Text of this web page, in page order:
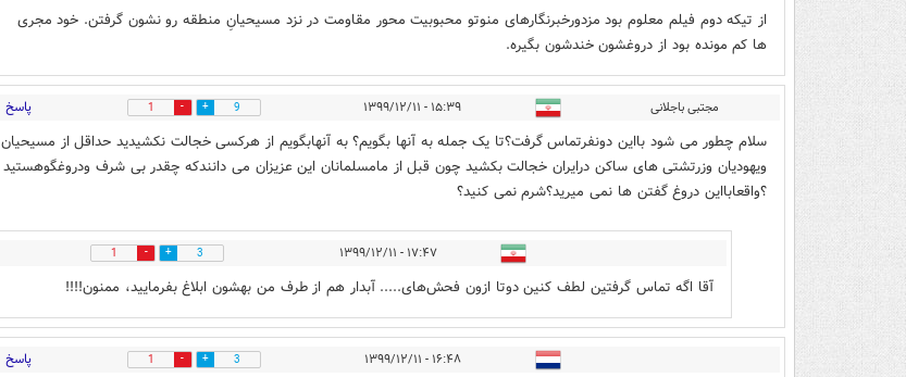
از تیکه دوم فیلم معلوم بود مزدورخبرنگارهای منوتو محبوبیت محور مقاومت در نزد مسیحیانِ منطقه رو نشون گرفتن. خود مجری
ها کم مونده بود از دروغشون خندشون بگیره.
مجتبی باجلانی ۱۵:۳۹ - ۱۳۹۹/۱۲/۱۱ 9
1 پاسخ
سلام چطور می شود بااین دونفرتماس گرفت؟تا یک جمله به آنها بگویم؟ به آنهابگویم از هرکسی خجالت نکشیدید حداقل از مسیحیان
ویهودیان وزرتشتی های ساکن درایران خجالت بکشید چون قبل از مامسلمانان این عزیزان می دانندکه چقدر بی شرف ودروغگوهستید
؟واقعابااین دروغ گفتن ها نمی میرید؟شرم نمی کنید؟
۱۷:۴۷ - ۱۳۹۹/۱۲/۱۱ 3
1
آقا اگه تماس گرفتین لطف کنین دوتا ازون فحش‌های..... آبدار هم از طرف من بهشون ابلاغ بفرمایید، ممنون!!!!
۱۶:۴۸ - ۱۳۹۹/۱۲/۱۱ 3
1 پاسخ